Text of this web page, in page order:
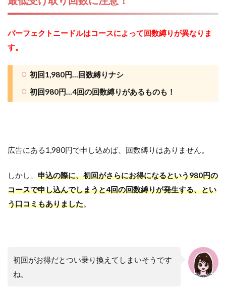
パーフェクトニードルはコースによって回数縛りが異なりま
す。
初回1,980円…回数縛りナシ
初回980円…4回の回数縛りがあるものも！
広告にある1,980円で申し込めば、回数縛りはありません。
しかし、 申込の際に、初回がさらにお得になるという980円の
コースで申し込んでしまうと4回の回数縛りが発生する、とい
う口コミもありました。
初回がお得だとつい乗り換えてしまいそうです
ね。